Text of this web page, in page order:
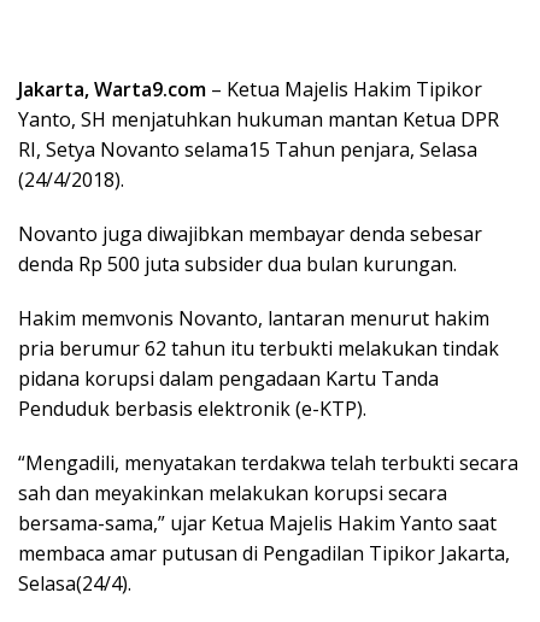
Jakarta, Warta9.com – Ketua Majelis Hakim Tipikor
Yanto, SH menjatuhkan hukuman mantan Ketua DPR
RI, Setya Novanto selama15 Tahun penjara, Selasa
(24/4/2018).
Novanto juga diwajibkan membayar denda sebesar
denda Rp 500 juta subsider dua bulan kurungan.
Hakim memvonis Novanto, lantaran menurut hakim
pria berumur 62 tahun itu terbukti melakukan tindak
pidana korupsi dalam pengadaan Kartu Tanda
Penduduk berbasis elektronik (e-KTP).
“Mengadili, menyatakan terdakwa telah terbukti secara
sah dan meyakinkan melakukan korupsi secara
bersama-sama,” ujar Ketua Majelis Hakim Yanto saat
membaca amar putusan di Pengadilan Tipikor Jakarta,
Selasa(24/4).